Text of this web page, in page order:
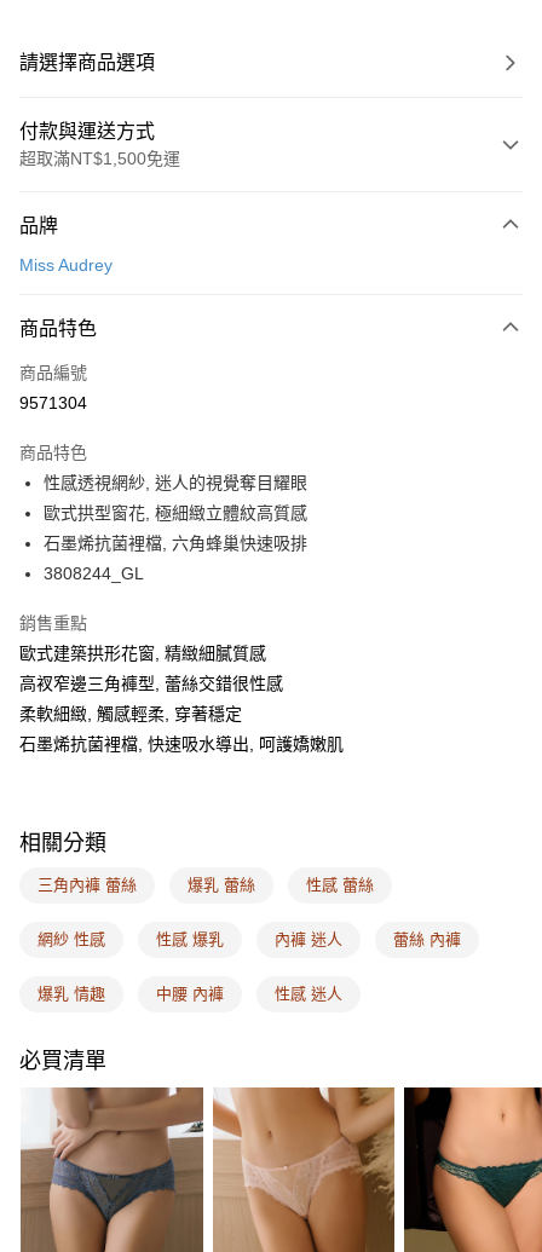
請選擇商品選項
付款與運送方式
超取滿NT$1,500免運
信用卡一次付款
LINE Pay
Apple Pay
Google Pay
全支付
全盈+PAY
相關說明
【關於「AFTEE先享後付」】
AFTEE先享後付是「在收到商品之後才付款」的支付方式。 讓您購物簡單
１．簡單：不需註冊會員、不需綁卡、不需儲值。
２．便利：只要手機號碼，簡訊認證，即可結帳。
１．於結帳方式選擇「AFTEE先享後付」後，將跳轉至「AFTEE先享後付」
結帳頁面，進行簡訊認證並確認金額後，即可完成結帳。
３．收到繳費通知簡訊後14天內，點擊此簡訊中的連結，可透過四大超商／
※ 請注意：結帳手續完成當下不需立刻繳費，但若您需要取消訂單，請聯絡
※ 交易是否成功請以「AFTEE先享後付 」之結帳頁面顯示為準，若有關於
客戶支援中心」
【注意事項】
１．透過由恩沛科技股份有限公司提供之「AFTEE先享後付」服務完成之交
易，需依本服務之必要範圍內提供個人資料，並將交易相關給付款項請求債
權轉讓予恩沛科技股份有限公司。
２．關於個人資料處理事宜，請瀏覽以下網址：
https://aftee.tw/terms/#terms3
３．未成年的使用者請事先徵得法定代理人或監護人之同意方可使用
「AFTEE先享後付」，若未經同意申辦者引起之損失，本公司不負相關責
ATM付款
運送方式
付款後全家取貨
每筆NT$100，滿NT$1,500(含以上)免運費
付款後7-11取貨
每筆NT$100，滿NT$1,500(含以上)免運費
EASY SHOP門市速取
免運費
海外配送 查看運費
品牌
Miss Audrey
商品特色
商品編號
9571304
商品特色
性感透視網紗, 迷人的視覺奪目耀眼
歐式拱型窗花, 極細緻立體紋高質感
石墨烯抗菌裡檔, 六角蜂巢快速吸排
3808244_GL
銷售重點
歐式建築拱形花窗, 精緻細膩質感
高衩窄邊三角褲型, 蕾絲交錯很性感
柔軟細緻, 觸感輕柔, 穿著穩定
石墨烯抗菌裡檔, 快速吸水導出, 呵護嬌嫩肌
相關分類
三角內褲 蕾絲 爆乳 蕾絲 性感 蕾絲
網紗 性感 性感 爆乳 內褲 迷人 蕾絲 內褲
爆乳 情趣 中腰 內褲 性感 迷人
必買清單